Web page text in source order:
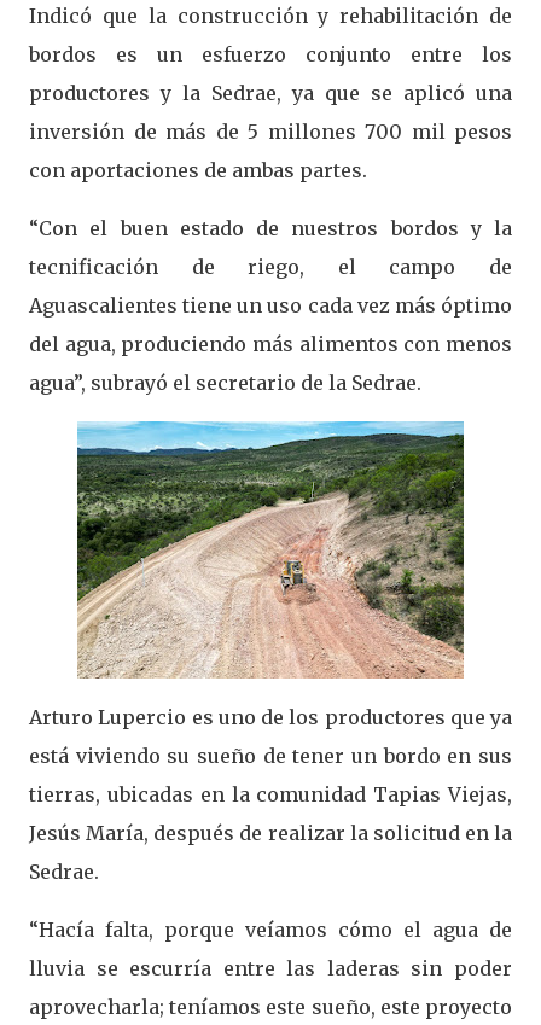
Indicó que la construcción y rehabilitación de
bordos es un esfuerzo conjunto entre los
productores y la Sedrae, ya que se aplicó una
inversión de más de 5 millones 700 mil pesos
con aportaciones de ambas partes.
“Con el buen estado de nuestros bordos y la
tecnificación de riego, el campo de
Aguascalientes tiene un uso cada vez más óptimo
del agua, produciendo más alimentos con menos
agua”, subrayó el secretario de la Sedrae.
Arturo Lupercio es uno de los productores que ya
está viviendo su sueño de tener un bordo en sus
tierras, ubicadas en la comunidad Tapias Viejas,
Jesús María, después de realizar la solicitud en la
Sedrae.
“Hacía falta, porque veíamos cómo el agua de
lluvia se escurría entre las laderas sin poder
aprovecharla; teníamos este sueño, este proyecto